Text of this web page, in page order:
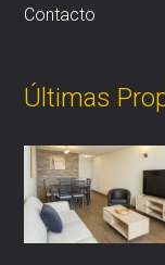
Contacto
Últimas